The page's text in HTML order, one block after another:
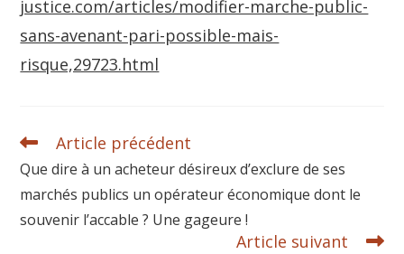
justice.com/articles/modifier-marche-public-
sans-avenant-pari-possible-mais-
risque,29723.html
Article précédent
Que dire à un acheteur désireux d’exclure de ses
marchés publics un opérateur économique dont le
souvenir l’accable ? Une gageure !
Article suivant